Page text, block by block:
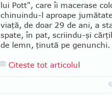
lui Pott", care îi macerase
chinuindu-l aproape
viaţă, de doar 29 de ani, a
spate, în pat, scriindu-şi
de lemn, ţinută pe ge­nunchi.
Citeste tot articolul